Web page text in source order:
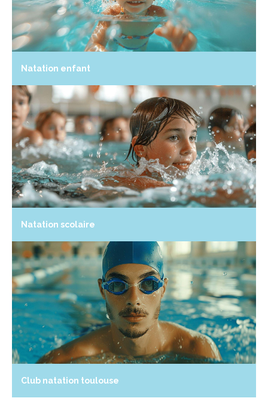
Natation enfant
Natation scolaire
Club natation toulouse